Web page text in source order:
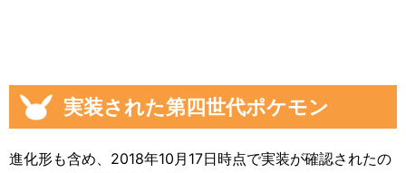
実装された第四世代ポケモン
進化形も含め、2018年10月17日時点で実装が確認されたの